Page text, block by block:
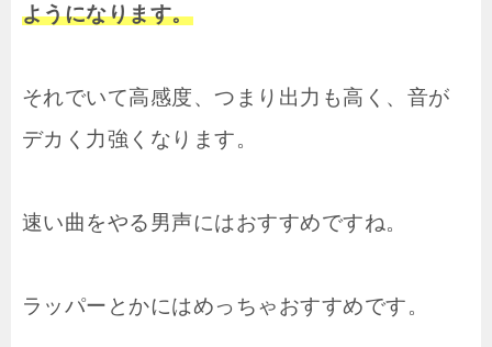
ようになります。
それでいて高感度、つまり出力も高く、音が
デカく力強くなります。
速い曲をやる男声にはおすすめですね。
ラッパーとかにはめっちゃおすすめです。